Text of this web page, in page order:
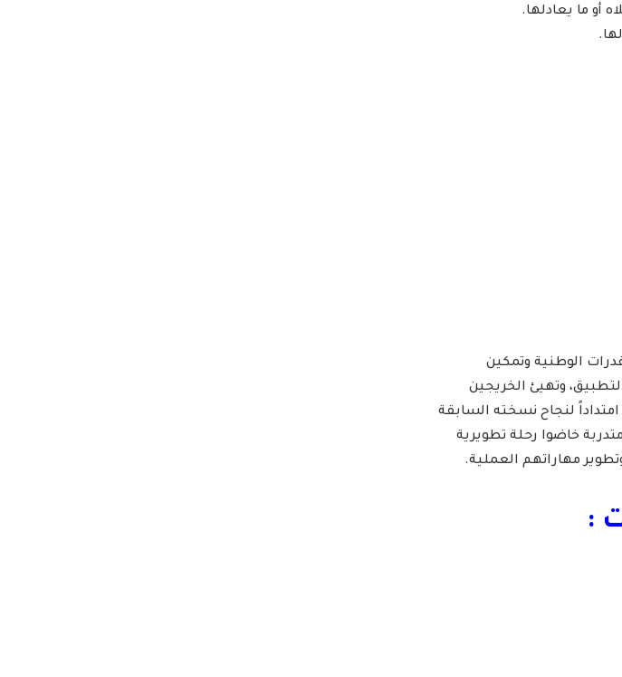
الوطنية وتمكين
وتهيئ الخريجين
امتداداً لنجاح نسخته السابقة
16,000 متقدم واختير منها 20 متدرباً ومتدربة خاضوا رحلة تطويرية
مهاراتهم العملية.
: